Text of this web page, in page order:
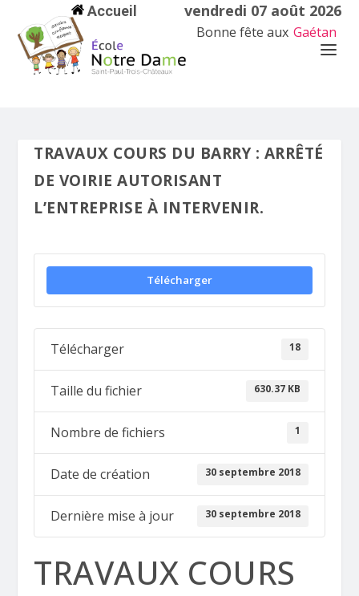
Accueil vendredi 07 août 2026
Bonne fête aux Gaétan
TRAVAUX COURS DU BARRY : ARRÊTÉ
DE VOIRIE AUTORISANT
L’ENTREPRISE À INTERVENIR.
Télécharger
Télécharger 18
Taille du fichier 630.37 KB
Nombre de fichiers 1
Date de création 30 septembre 2018
Dernière mise à jour 30 septembre 2018
TRAVAUX COURS